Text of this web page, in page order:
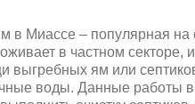
в Миассе – популярная на
в частном секторе,
выгребных ям или
воды. Данные работы